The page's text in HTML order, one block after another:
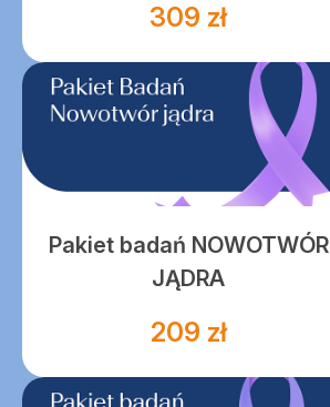
309 zł
Pakiet badań NOWOTWÓR
JĄDRA
209 zł